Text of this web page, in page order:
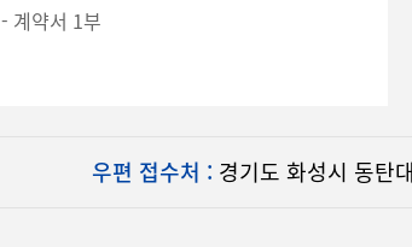
- 계약서 1부
우편 접수처 : 경기도 화성시 동탄